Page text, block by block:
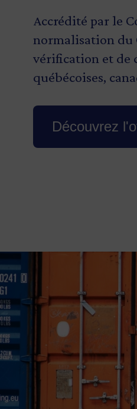
Voyez toutes
Accrédité par le
normalisation du
vérification et de
québécoises,
Découvrez
Image